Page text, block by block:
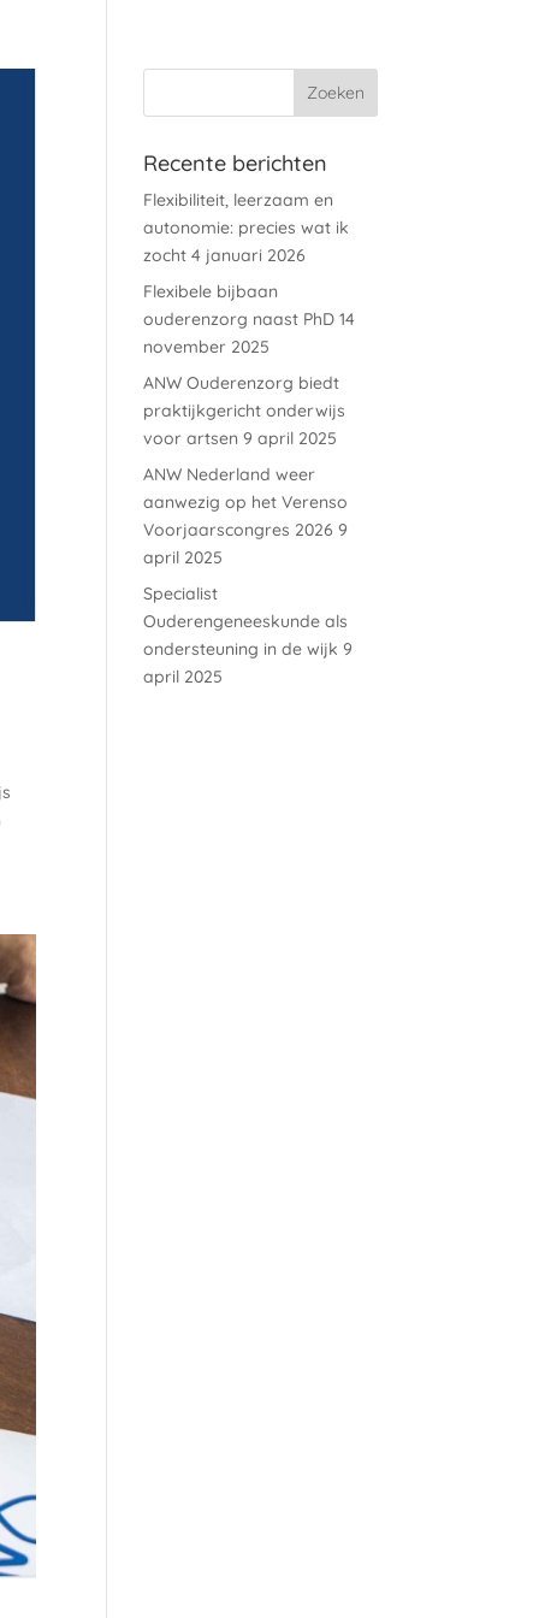
Recente berichten
Flexibiliteit, leerzaam en
autonomie: precies wat ik
zocht 4 januari 2026
Flexibele bijbaan
ouderenzorg naast PhD 14
november 2025
ANW Ouderenzorg biedt
praktijkgericht onderwijs
voor artsen 9 april 2025
ANW Nederland weer
aanwezig op het Verenso
Voorjaarscongres 2026 9
april 2025
Specialist
Ouderengeneeskunde als
ondersteuning in de wijk 9
april 2025